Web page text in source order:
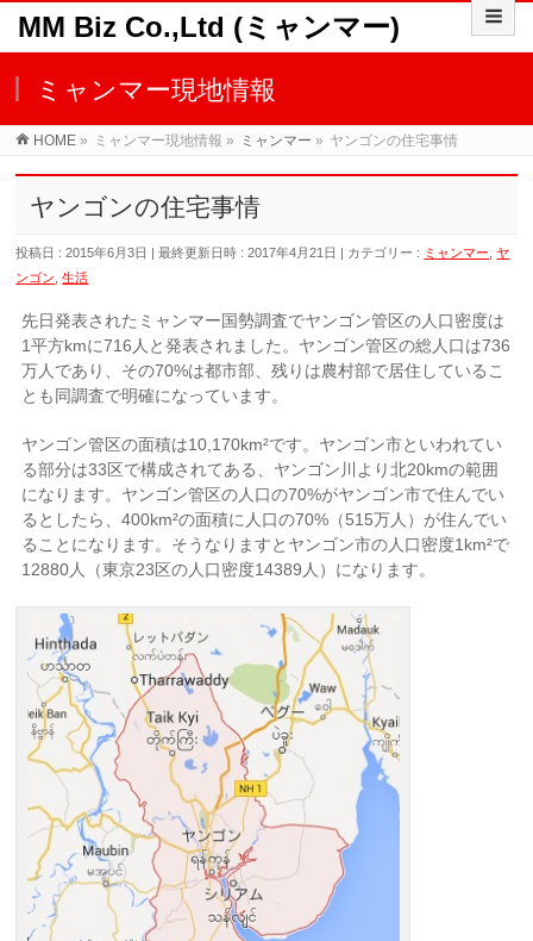
MM Biz Co.,Ltd (ミャンマー)
ミャンマー現地情報
HOME » ミャンマー現地情報 » ミャンマー » ヤンゴンの住宅事情
ヤンゴンの住宅事情
投稿日 : 2015年6月3日 最終更新日時 : 2017年4月21日 カテゴリー : ミャンマー ,ヤ
ンゴン ,生活
先日発表されたミャンマー国勢調査でヤンゴン管区の人口密度は
1平方kmに716人と発表されました。ヤンゴン管区の総人口は736
万人であり、その70%は都市部、残りは農村部で居住しているこ
とも同調査で明確になっています。
ヤンゴン管区の面積は10,170km²です。ヤンゴン市といわれてい
る部分は33区で構成されてある、ヤンゴン川より北20kmの範囲
になります。ヤンゴン管区の人口の70%がヤンゴン市で住んでい
るとしたら、400km²の面積に人口の70%（515万人）が住んでい
ることになります。そうなりますとヤンゴン市の人口密度1km²で
12880人（東京23区の人口密度14389人）になります。